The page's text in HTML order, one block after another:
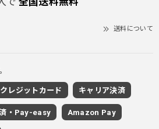
28
送料について
クレジットカード キャリア決済
・Pay-easy Amazon Pay